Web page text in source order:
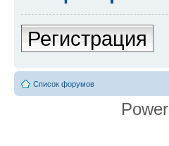
Регистрация
Список форумов